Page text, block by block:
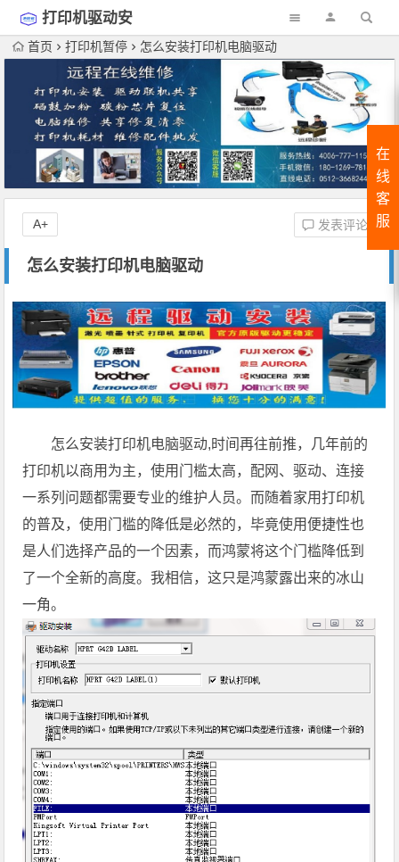
打印机驱动安
装首页 打印机暂停 怎么安装打印机电脑驱动
怎么安装打印机电脑驱动
发表评论
A+
怎么安装打印机电脑驱动,时间再往前推，几年前的
打印机以商用为主，使用门槛太高，配网、驱动、连接
一系列问题都需要专业的维护人员。而随着家用打印机
的普及，使用门槛的降低是必然的，毕竟使用便捷性也
是人们选择产品的一个因素，而鸿蒙将这个门槛降低到
了一个全新的高度。我相信，这只是鸿蒙露出来的冰山
一角。
在
线
客
服